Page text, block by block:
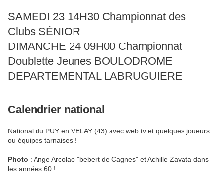
SAMEDI 23 14H30 Championnat des
Clubs SÉNIOR
DIMANCHE 24 09H00 Championnat
Doublette Jeunes BOULODROME
DEPARTEMENTAL LABRUGUIERE
Calendrier national
National du PUY en VELAY (43) avec web tv et quelques joueurs
ou équipes tarnaises !
Photo : Ange Arcolao "bebert de Cagnes" et Achille Zavata dans
les années 60 !